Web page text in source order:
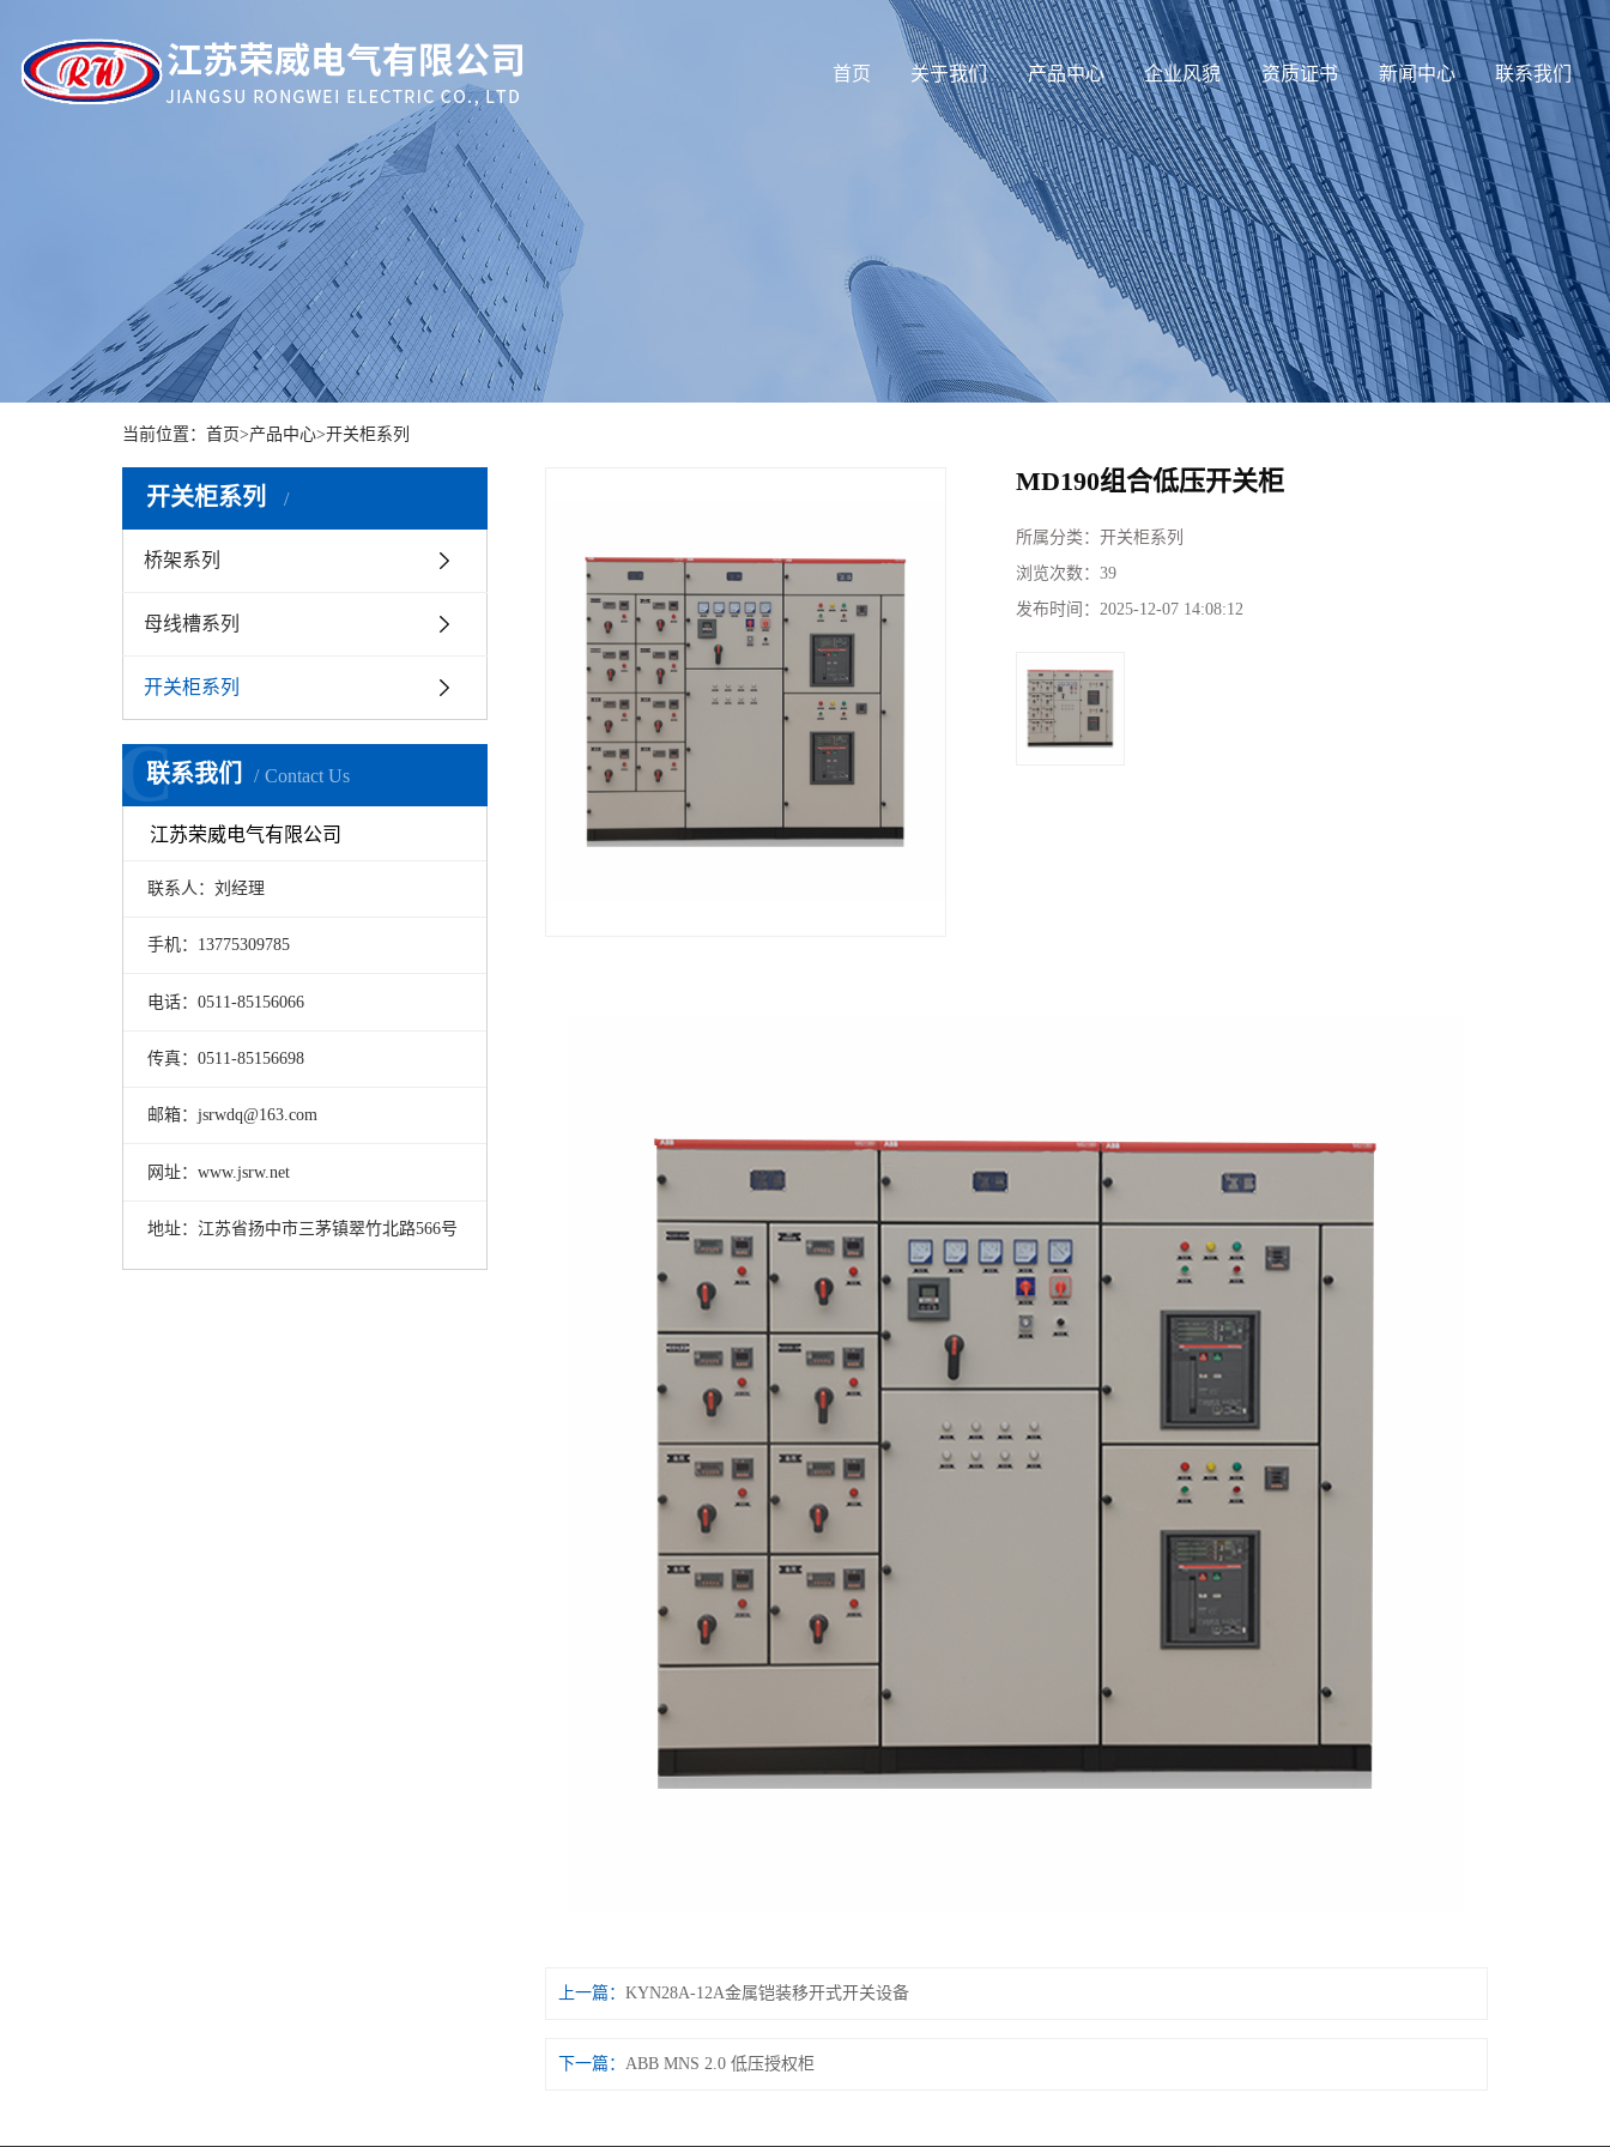
首页 关于我们 产品中心 企业风貌 资质证书 新闻中心 联系我们
当前位置： 首页>产品中心>开关柜系列
开关柜系列
桥架系列
母线槽系列
开关柜系列
联系我们 Contact Us
C
江苏荣威电气有限公司
联系人：刘经理
手机：13775309785
电话：0511-85156066
传真：0511-85156698
邮箱：jsrwdq@163.com
网址：www.jsrw.net
地址：江苏省扬中市三茅镇翠竹北路566号
MD190组合低压开关柜
所属分类：开关柜系列
浏览次数：39
发布时间：2025-12-07 14:08:12
上一篇： KYN28A-12A金属铠装移开式开关设备
下一篇： ABB MNS 2.0 低压授权柜